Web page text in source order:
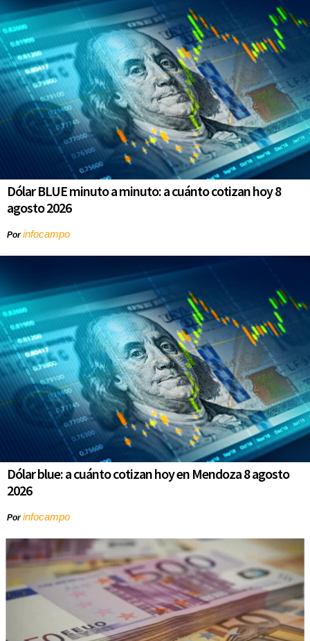
Dólar BLUE minuto a minuto: a cuánto cotizan hoy 8
agosto 2026
Porinfocampo
Dólar blue: a cuánto cotizan hoy en Mendoza 8 agosto
2026
Porinfocampo